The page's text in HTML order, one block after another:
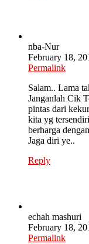
nba-Nur
February 18,
Permalink
Salam.. Lama
Janganlah Cik
pintas dari
kita yg
berharga
Jaga diri ye..
Reply
echah mashuri
February 18,
Permalink